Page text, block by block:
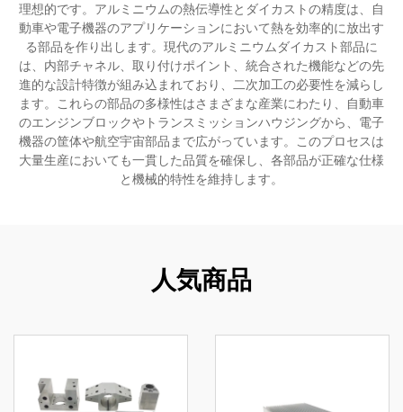
理想的です。アルミニウムの熱伝導性とダイカストの精度は、自
動車や電子機器のアプリケーションにおいて熱を効率的に放出す
る部品を作り出します。現代のアルミニウムダイカスト部品に
は、内部チャネル、取り付けポイント、統合された機能などの先
進的な設計特徴が組み込まれており、二次加工の必要性を減らし
ます。これらの部品の多様性はさまざまな産業にわたり、自動車
のエンジンブロックやトランスミッションハウジングから、電子
機器の筐体や航空宇宙部品まで広がっています。このプロセスは
大量生産においても一貫した品質を確保し、各部品が正確な仕様
と機械的特性を維持します。
人気商品